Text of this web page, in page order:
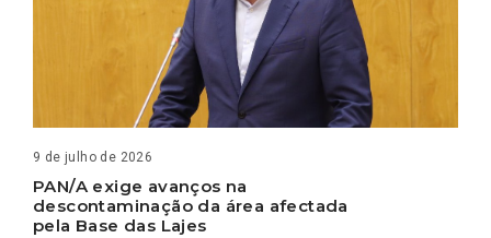
9 de julho de 2026
PAN/A exige avanços na
descontaminação da área afectada
pela Base das Lajes